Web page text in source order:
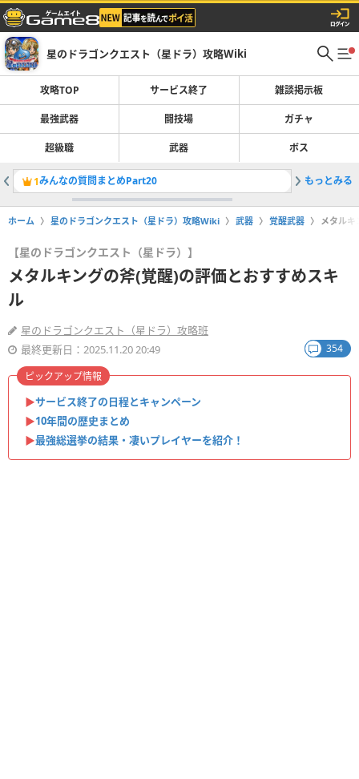
星のドラゴンクエスト（星ドラ）攻略Wiki
攻略TOP サービス終了 雑談掲示板
最強武器 闘技場 ガチャ
超級職 武器 ボス
1みんなの質問まとめPart20 2「ゾー
もっとみる
ホーム 星のドラゴンクエスト（星ドラ）攻略Wiki 武器 覚醒武器 メタル
【星のドラゴンクエスト（星ドラ）】
メタルキングの斧(覚醒)の評価とおすすめスキ
ル
星のドラゴンクエスト（星ドラ）攻略班
最終更新日：2025.11.20 20:49
354
▶︎サービス終了の日程とキャンペーン
▶︎10年間の歴史まとめ
▶︎最強総選挙の結果・凄いプレイヤーを紹介！
ピックアップ情報